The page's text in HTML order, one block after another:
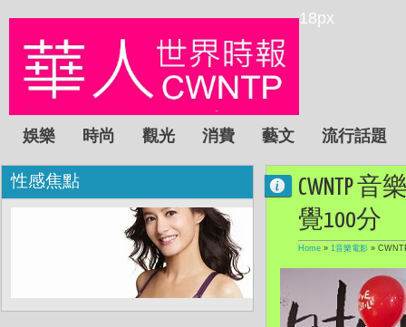
18px
娛樂 時尚 觀光 消費 藝文 流行話題
CWNTP
覺100分
Home » 1音樂電影 »
性感焦點